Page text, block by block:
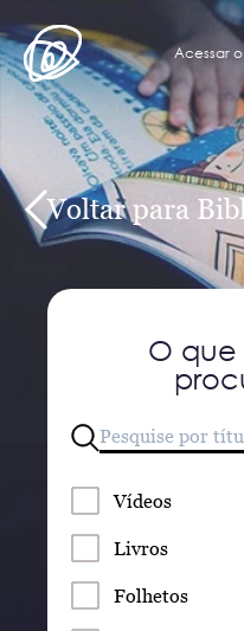
Acessar
Voltar para
O
Vídeos
Livros
Folhetos